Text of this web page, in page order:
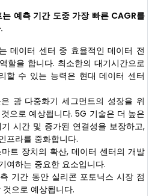
예측 기간 도중 가장 빠른 CAGR를
데이터 센터 중 효율적인 데이터 전
할을 합니다. 최소한의 대기시간으로
할 수 있는 능력은 현대 데이터 센터
광 다중화기 세그먼트의 성장을 위
으로 예상됩니다. 5G 기술은 더 높은
시간 및 증가된 연결성을 보장하고,
프라를 중화합니다.
트 장치의 확산, 데이터 센터의 개발
여하는 중요한 요소입니다.
기간 동안 실리콘 포토닉스 시장 점
으로 예상됩니다.